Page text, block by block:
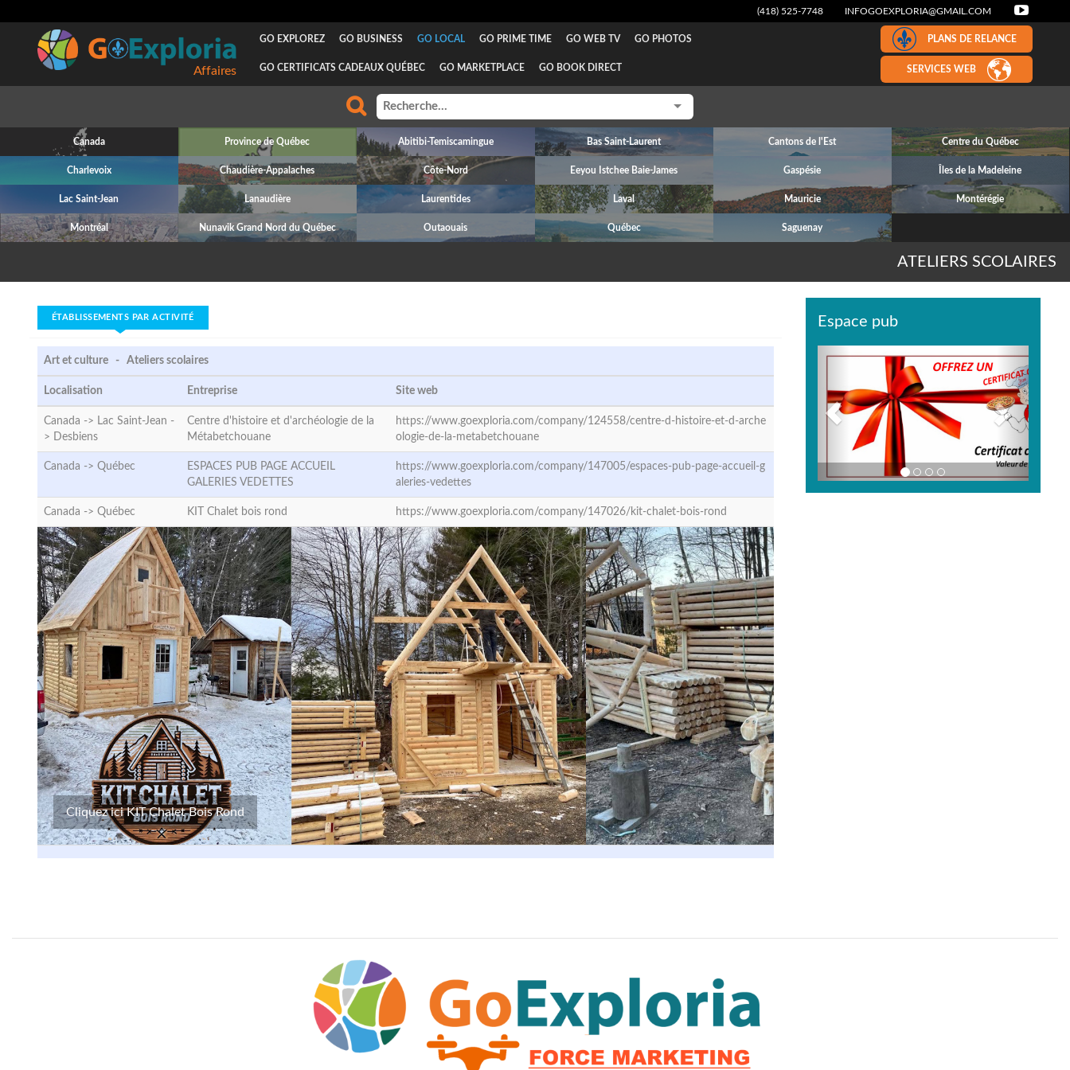
(418) 525-7748 INFOGOEXPLORIA@GMAIL.COM
GO EXPLOREZ GO BUSINESS GO LOCAL GO PRIME TIME GO WEB TV GO PHOTOS
GO CERTIFICATS CADEAUX QUÉBEC GO MARKETPLACE GO BOOK DIRECT
PLANS DE RELANCE
SERVICES WEB
Canada Province de Québec Abitibi-Temiscamingue Bas Saint-Laurent Cantons de l'Est Centre du Québec
Charlevoix Chaudière-Appalaches Côte-Nord Eeyou Istchee Baie-James Gaspésie Îles de la Madeleine
Lac Saint-Jean Lanaudière Laurentides Laval Mauricie Montérégie
Montréal Nunavik Grand Nord du Québec Outaouais Québec Saguenay
ATELIERS SCOLAIRES
ÉTABLISSEMENTS PAR ACTIVITÉ
Art et culture - Ateliers scolaires
Localisation Entreprise Site web
Canada -> Lac Saint-Jean -
> Desbiens
Centre d'histoire et d'archéologie de la
Métabetchouane
https://www.goexploria.com/company/124558/centre-d-histoire-et-d-arche
ologie-de-la-metabetchouane
Canada -> Québec
ESPACES PUB PAGE ACCUEIL
GALERIES VEDETTES
https://www.goexploria.com/company/147005/espaces-pub-page-accueil-g
aleries-vedettes
Canada -> Québec KIT Chalet bois rond https://www.goexploria.com/company/147026/kit-chalet-bois-rond
Cliquez ici KIT Chalet Bois Rond
Espace pub
Previous
Next